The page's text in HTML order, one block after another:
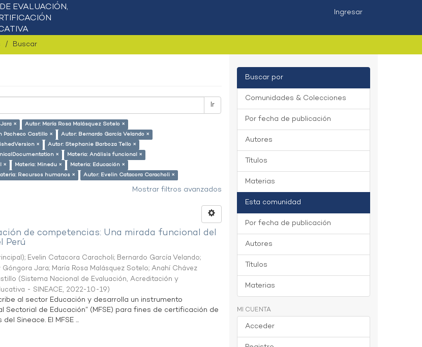
Ingresar
Buscar
Ir
×
Autor: María Rosa Malásquez Sotelo ×
Pacheco Castillo ×
Autor: Bernardo García Velando ×
×
Autor: Stephanie Barboza Tello ×
×
Materia: Análisis funcional ×
× Materia: Minedu ×
Materia: Educación ×
Recursos humanos × Autor: Evelin Catacora Caracholi ×
Mostrar filtros avanzados
de competencias: Una mirada funcional del
Perú
; Evelin Catacora Caracholi; Bernardo García Velando;
Góngora Jara; María Rosa Malásquez Sotelo;Anahí Chávez
(Sistema Nacional de Evaluación, Acreditación y
- SINEACE, 2022-10-19)
al sector Educación y desarrolla un instrumento
Sectorial de Educación” (MFSE) para fines de certificación de
Sineace. El MFSE ...
Buscar por
Comunidades & Colecciones
Por fecha de publicación
Autores
Títulos
Materias
Esta comunidad
Por fecha de publicación
Autores
Títulos
Materias
MI CUENTA
Acceder